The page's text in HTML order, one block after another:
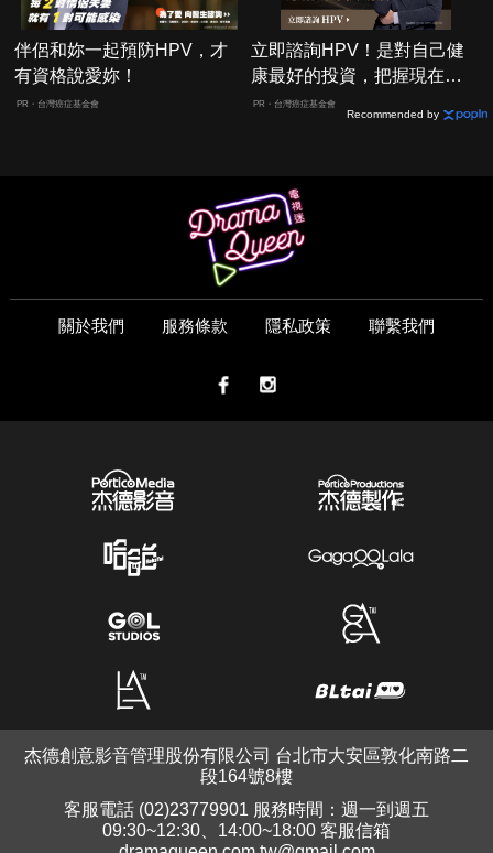
伴侶和妳一起預防HPV，才
有資格說愛妳！
PR・台灣癌症基金會
立即諮詢HPV！是對自己健
康最好的投資，把握現在不
嫌晚！
PR・台灣癌症基金會
Recommended by
關於我們 服務條款 隱私政策 聯繫我們
杰德創意影音管理股份有限公司 台北市大安區敦化南路二
段164號8樓
客服電話 (02)23779901 服務時間：週一到週五
09:30~12:30、14:00~18:00 客服信箱